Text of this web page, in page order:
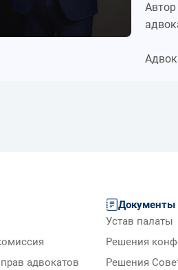
Автор
адвокатов
Документы
Устав палаты
Решения
Решения